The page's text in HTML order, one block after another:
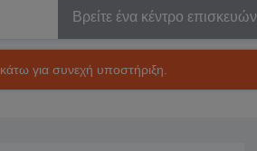
Βρείτε ένα κέντρο επισκευών
για συνεχή υποστήριξη.